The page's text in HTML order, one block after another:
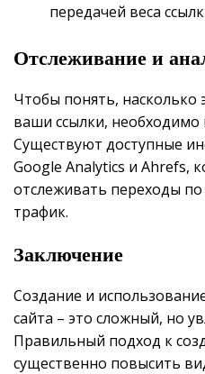
передачей веса
Отслеживание и
Чтобы понять,
ваши ссылки, необходимо
Существуют доступные
Google Analytics и Ahrefs,
отслеживать переходы
трафик.
Заключение
Создание и
сайта – это сложный, но
Правильный подход к
существенно повысить